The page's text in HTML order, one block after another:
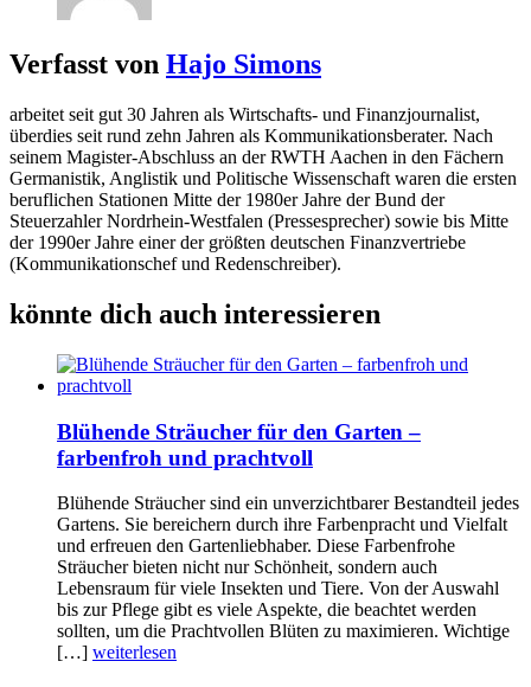
Verfasst von Hajo Simons
arbeitet seit gut 30 Jahren als Wirtschafts- und Finanzjournalist,
überdies seit rund zehn Jahren als Kommunikationsberater. Nach
seinem Magister-Abschluss an der RWTH Aachen in den Fächern
Germanistik, Anglistik und Politische Wissenschaft waren die ersten
beruflichen Stationen Mitte der 1980er Jahre der Bund der
Steuerzahler Nordrhein-Westfalen (Pressesprecher) sowie bis Mitte
der 1990er Jahre einer der größten deutschen Finanzvertriebe
(Kommunikationschef und Redenschreiber).
könnte dich auch interessieren
Blühende Sträucher für den Garten –
farbenfroh und prachtvoll
Blühende Sträucher sind ein unverzichtbarer Bestandteil jedes
Gartens. Sie bereichern durch ihre Farbenpracht und Vielfalt
und erfreuen den Gartenliebhaber. Diese Farbenfrohe
Sträucher bieten nicht nur Schönheit, sondern auch
Lebensraum für viele Insekten und Tiere. Von der Auswahl
bis zur Pflege gibt es viele Aspekte, die beachtet werden
sollten, um die Prachtvollen Blüten zu maximieren. Wichtige
[…] weiterlesen